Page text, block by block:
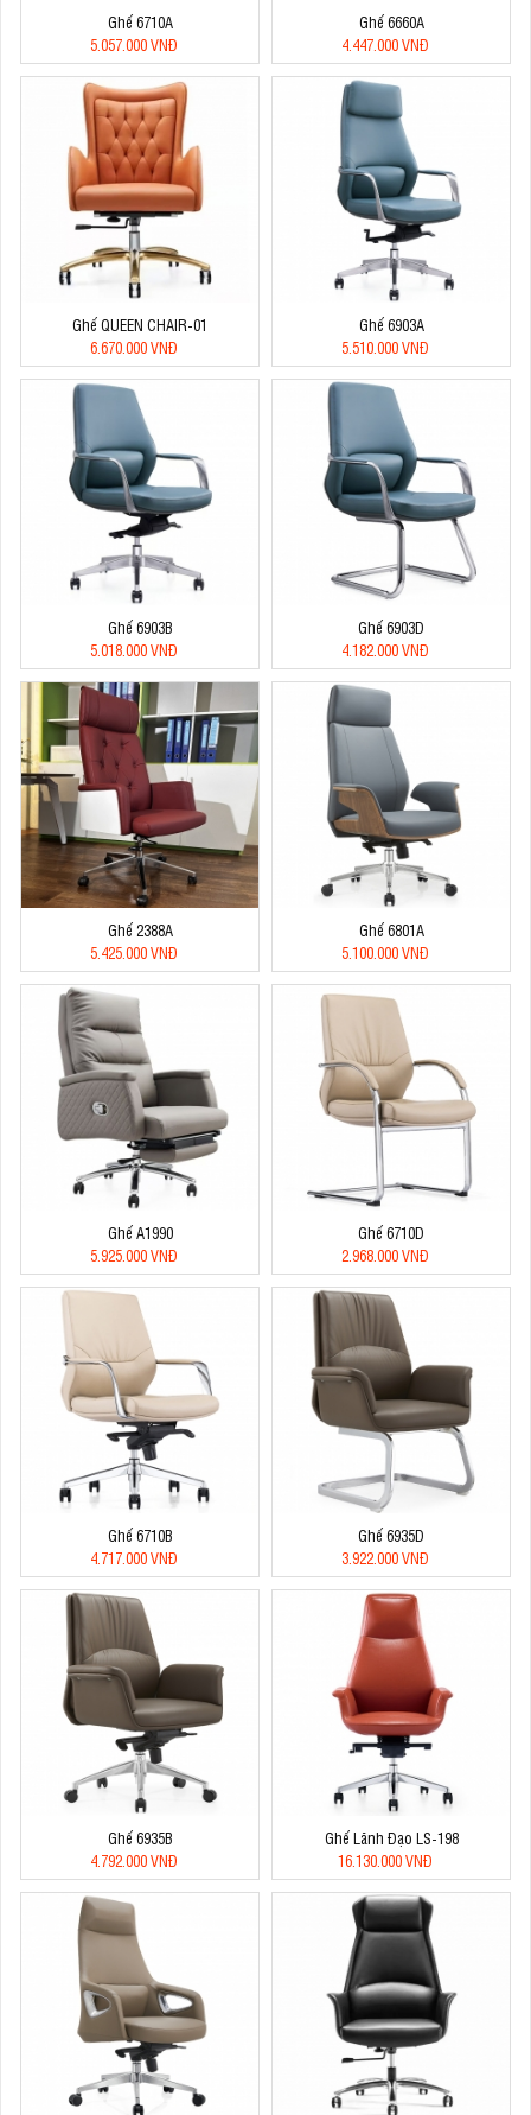
Ghế 6710A
5.057.000 VNĐ
Ghế 6660A
4.447.000 VNĐ
Ghế QUEEN CHAIR-01
6.670.000 VNĐ
Ghế 6903A
5.510.000 VNĐ
Ghế 6903B
5.018.000 VNĐ
Ghế 6903D
4.182.000 VNĐ
Ghế 2388A
5.425.000 VNĐ
Ghế 6801A
5.100.000 VNĐ
Ghế A1990
5.925.000 VNĐ
Ghế 6710D
2.968.000 VNĐ
Ghế 6710B
4.717.000 VNĐ
Ghế 6935D
3.922.000 VNĐ
Ghế 6935B
4.792.000 VNĐ
Ghế Lãnh Đạo LS-198
16.130.000 VNĐ